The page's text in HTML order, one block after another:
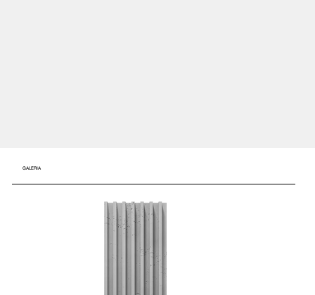
GALERIA